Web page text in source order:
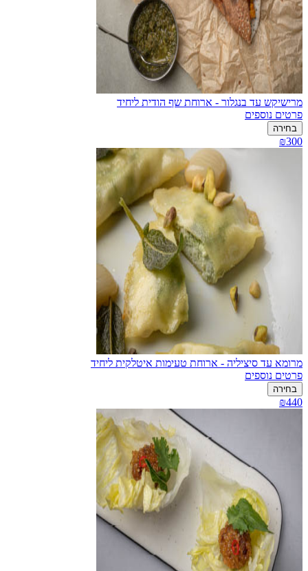
מרישיקש עד בנגלור - ארוחת שף הודית ליחיד
פרטים נוספים
בחירה
₪300
מרומא עד סיציליה - ארוחת טעימות איטלקית ליחיד
פרטים נוספים
בחירה
₪440